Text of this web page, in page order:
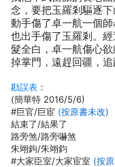
念，要把玉羅剎驅逐
動手傷了卓一航一個
也出手傷了玉羅剎。
髮全白，卓一航傷心
掉掌門，遠趕回疆，
勘誤表 ：
(簡華特 2016/5/6)
#巨官/巨宦 (按原書未改)
結束了/結果了
路旁煞/路旁嚇煞
朱翊鉤/朱翊鈞
#大家臣室/大家宦室 (按